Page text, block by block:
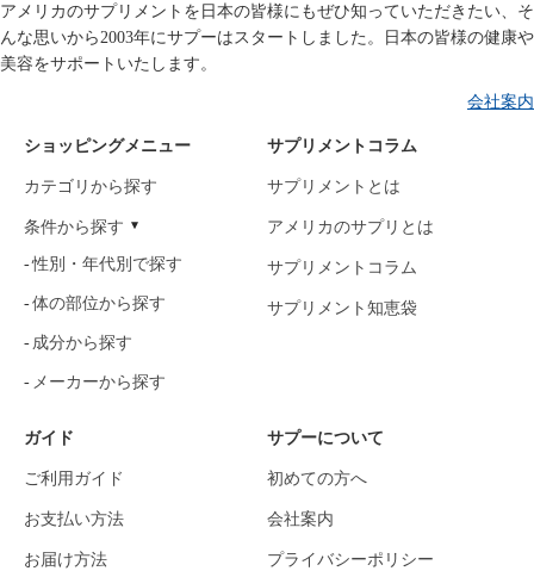
アメリカのサプリメントを日本の皆様にもぜひ知っていただきたい、そ
んな思いから2003年にサプーはスタートしました。日本の皆様の健康や
美容をサポートいたします。
会社案内
ショッピングメニュー
カテゴリから探す
条件から探す
性別・年代別で探す
体の部位から探す
成分から探す
メーカーから探す
ガイド
ご利用ガイド
お支払い方法
お届け方法
サプリメントコラム
サプリメントとは
アメリカのサプリとは
サプリメントコラム
サプリメント知恵袋
サプーについて
初めての方へ
会社案内
プライバシーポリシー